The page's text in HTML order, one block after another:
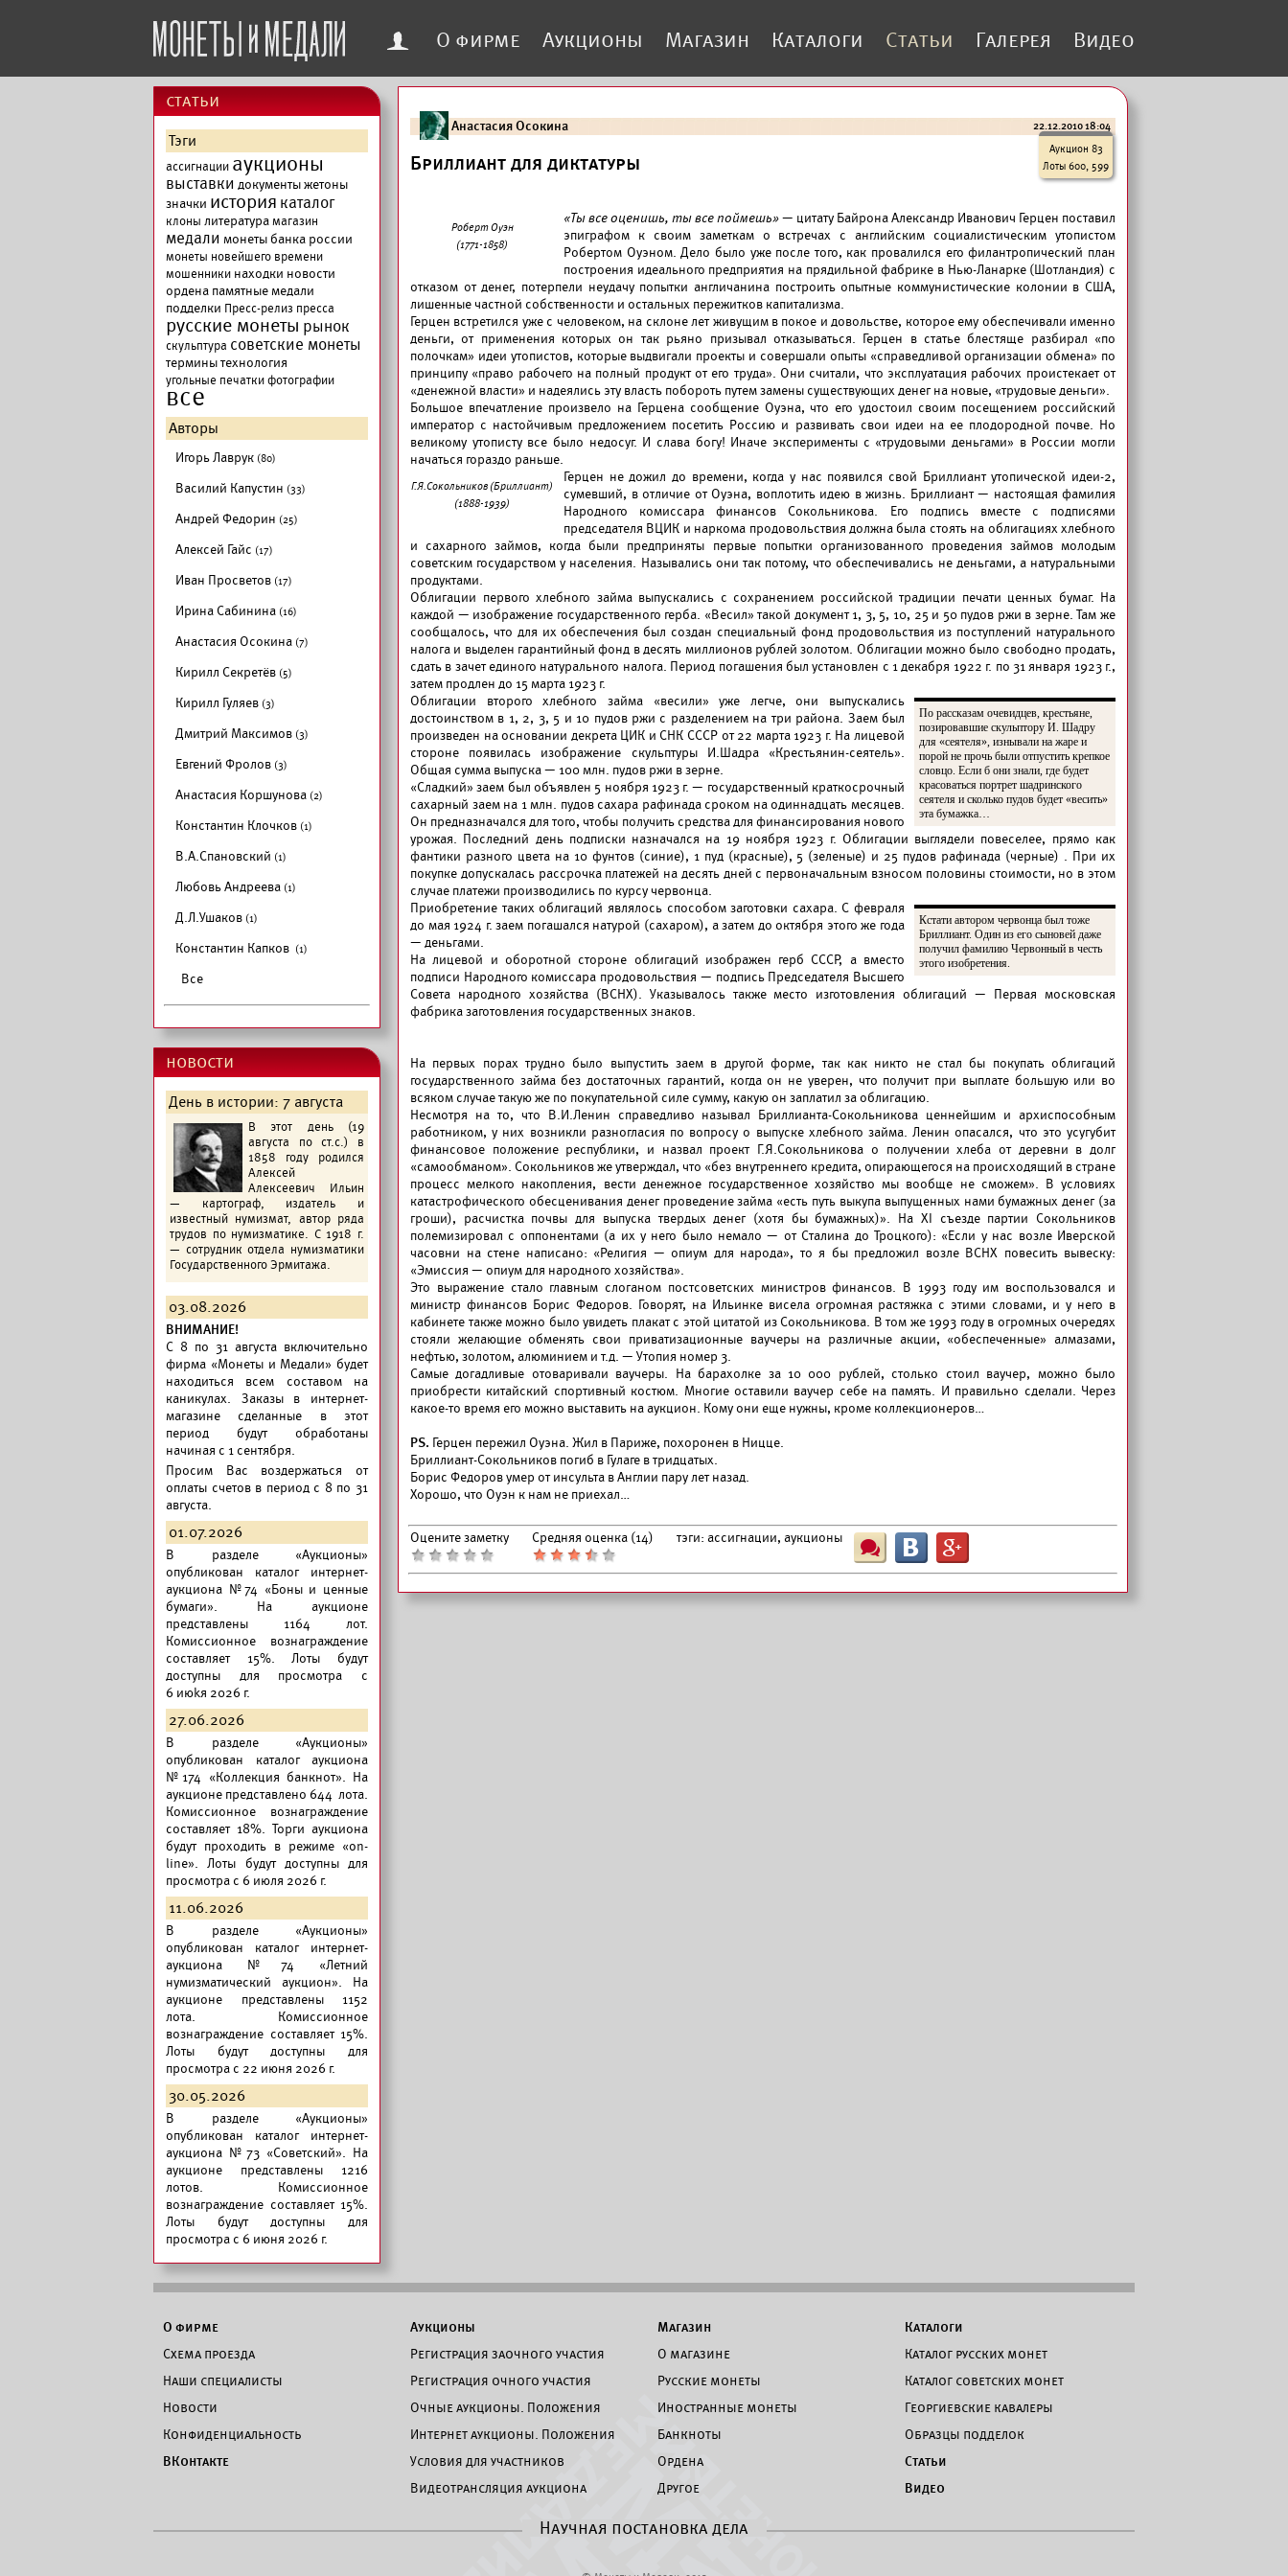
f О фирме Аукционы Магазин Каталоги Статьи Галерея Видео
cтатьи
Тэги
ассигнации аукционы
выставки документыжетоны
значки история каталог
клоны литературамагазин
медали монеты банка россии
монеты новейшего времени
мошенники находки новости
ордена памятные медали
подделки Пресс-релиз пресса
русские монеты рынок
скульптура советские монеты
терминытехнология
угольные печаткифотографии
все
Авторы
Игорь Лаврук (80)
Василий Капустин (33)
Андрей Федорин (25)
Алексей Гайс (17)
Иван Просветов (17)
Ирина Сабинина (16)
Анастасия Осокина (7)
Кирилл Секретёв (5)
Кирилл Гуляев (3)
Дмитрий Максимов (3)
Евгений Фролов (3)
Анастасия Коршунова (2)
Константин Клочков (1)
В.А.Спановский (1)
Любовь Андреева (1)
Д.Л.Ушаков (1)
Константин Капков (1)
Все
новости
День в истории: 7 августа
В этот день (19
августа по ст.с.) в
1858 году родился
Алексей
Алексеевич Ильин
— картограф, издатель и
известный нумизмат, автор ряда
трудов по нумизматике. С 1918 г.
— сотрудник отдела нумизматики
Государственного Эрмитажа.
03.08.2026
ВНИМАНИЕ!
C 8 по 31 августа включительно
фирма «Монеты и Медали» будет
находиться всем составом на
каникулах. Заказы в интернет-
магазине сделанные в этот
период будут обработаны
начиная с 1 сентября.
Просим Вас воздержаться от
оплаты счетов в период с 8 по 31
августа.
01.07.2026
В разделе «Аукционы»
опубликован каталог интернет-
аукциона №74 «Боны и ценные
бумаги». На аукционе
представлены 1164 лот.
Комиссионное вознаграждение
составляет 15%. Лоты будут
доступны для просмотра с
6 июkя 2026 г.
27.06.2026
В разделе «Аукционы»
опубликован каталог аукциона
№174 «Коллекция банкнот». На
аукционе представлено 644 лота.
Комиссионное вознаграждение
составляет 18%. Торги аукциона
будут проходить в режиме «on-
line». Лоты будут доступны для
просмотра с 6 июля 2026 г.
11.06.2026
В разделе «Аукционы»
опубликован каталог интернет-
аукциона №74 «Летний
нумизматический аукцион». На
аукционе представлены 1152
лота. Комиссионное
вознаграждение составляет 15%.
Лоты будут доступны для
просмотра с 22 июня 2026 г.
30.05.2026
В разделе «Аукционы»
опубликован каталог интернет-
аукциона №73 «Советский». На
аукционе представлены 1216
лотов. Комиссионное
вознаграждение составляет 15%.
Лоты будут доступны для
просмотра с 6 июня 2026 г.
Анастасия Осокина
22.12.2010 18:04
Аукцион 83
Лоты 600, 599
Бриллиант для диктатуры
Роберт Оуэн
(1771-1858)
«Ты все оценишь, ты все поймешь»— цитату Байрона Александр Иванович Герцен поставил
эпиграфом к своим заметкам о встречах с английским социалистическим утопистом
Робертом Оуэном. Дело было уже после того, как провалился его филантропический план
построения идеального предприятия на прядильной фабрике в Нью-Ланарке (Шотландия) с
отказом от денег, потерпели неудачу попытки англичанина построить опытные коммунистические колонии в США,
лишенные частной собственности и остальных пережитков капитализма.
Герцен встретился уже с человеком, на склоне лет живущим в покое и довольстве, которое ему обеспечивали именно
деньги, от применения которых он так рьяно призывал отказываться. Герцен в статье блестяще разбирал «по
полочкам» идеи утопистов, которые выдвигали проекты и совершали опыты «справедливой организации обмена» по
принципу «право рабочего на полный продукт от его труда». Они считали, что эксплуатация рабочих проистекает от
«денежной власти» и надеялись эту власть побороть путем замены существующих денег на новые, «трудовые деньги».
Большое впечатление произвело на Герцена сообщение Оуэна, что его удостоил своим посещением российский
император с настойчивым предложением посетить Россию и развивать свои идеи на ее плодородной почве. Но
великому утописту все было недосуг. И слава богу! Иначе эксперименты с «трудовыми деньгами» в России могли
начаться гораздо раньше.
Г.Я.Сокольников (Бриллиант)
(1888-1939)
Герцен не дожил до времени, когда у нас появился свой Бриллиант утопической идеи-2,
сумевший, в отличие от Оуэна, воплотить идею в жизнь. Бриллиант — настоящая фамилия
Народного комиссара финансов Сокольникова. Его подпись вместе с подписями
председателя ВЦИК и наркома продовольствия должна была стоять на облигациях хлебного
и сахарного займов, когда были предприняты первые попытки организованного проведения займов молодым
советским государством у населения. Назывались они так потому, что обеспечивались не деньгами, а натуральными
продуктами.
Облигации первого хлебного займа выпускались с сохранением российской традиции печати ценных бумаг. На
каждой — изображение государственного герба. «Весил» такой документ 1, 3, 5, 10, 25 и 50 пудов ржи в зерне. Там же
сообщалось, что для их обеспечения был создан специальный фонд продовольствия из поступлений натурального
налога и выделен гарантийный фонд в десять миллионов рублей золотом. Облигации можно было свободно продать,
сдать в зачет единого натурального налога. Период погашения был установлен с 1 декабря 1922 г. по 31 января 1923 г.,
затем продлен до 15 марта 1923 г.
По рассказам очевидцев, крестьяне,
позировавшие скульптору И. Шадру
для «сеятеля», изнывали на жаре и
порой не прочь были отпустить крепкое
словцо. Если б они знали, где будет
красоваться портрет шадринского
сеятеля и сколько пудов будет «весить»
эта бумажка…
Облигации второго хлебного займа «весили» уже легче, они выпускались
достоинством в 1, 2, 3, 5 и 10 пудов ржи с разделением на три района. Заем был
произведен на основании декрета ЦИК и СНК СССР от 22 марта 1923 г. На лицевой
стороне появилась изображение скульптуры И.Шадра «Крестьянин-сеятель».
Общая сумма выпуска — 100 млн. пудов ржи в зерне.
«Сладкий» заем был объявлен 5 ноября 1923 г. — государственный краткосрочный
сахарный заем на 1 млн. пудов сахара рафинада сроком на одиннадцать месяцев.
Он предназначался для того, чтобы получить средства для финансирования нового
урожая. Последний день подписки назначался на 19 ноября 1923 г. Облигации выглядели повеселее, прямо как
фантики разного цвета на 10 фунтов (синие), 1 пуд (красные), 5 (зеленые) и 25 пудов рафинада (черные) . При их
покупке допускалась рассрочка платежей на десять дней с первоначальным взносом половины стоимости, но в этом
случае платежи производились по курсу червонца.
Кстати автором червонца был тоже
Бриллиант. Один из его сыновей даже
получил фамилию Червонный в честь
этого изобретения.
Приобретение таких облигаций являлось способом заготовки сахара. С февраля
до мая 1924 г. заем погашался натурой (сахаром), а затем до октября этого же года
— деньгами.
На лицевой и оборотной стороне облигаций изображен герб СССР, а вместо
подписи Народного комиссара продовольствия — подпись Председателя Высшего
Совета народного хозяйства (ВСНХ). Указывалось также место изготовления облигаций — Первая московская
фабрика заготовления государственных знаков.
На первых порах трудно было выпустить заем в другой форме, так как никто не стал бы покупать облигаций
государственного займа без достаточных гарантий, когда он не уверен, что получит при выплате большую или во
всяком случае такую же по покупательной силе сумму, какую он заплатил за облигацию.
Несмотря на то, что В.И.Ленин справедливо называл Бриллианта-Сокольникова ценнейшим и архиспособным
работником, у них возникли разногласия по вопросу о выпуске хлебного займа. Ленин опасался, что это усугубит
финансовое положение республики, и назвал проект Г.Я.Сокольникова о получении хлеба от деревни в долг
«самообманом». Сокольников же утверждал, что «без внутреннего кредита, опирающегося на происходящий в стране
процесс мелкого накопления, вести денежное государственное хозяйство мы вообще не сможем». В условиях
катастрофического обесценивания денег проведение займа «есть путь выкупа выпущенных нами бумажных денег (за
гроши), расчистка почвы для выпуска твердых денег (хотя бы бумажных)». На XI съезде партии Сокольников
полемизировал с оппонентами (а их у него было немало — от Сталина до Троцкого): «Если у нас возле Иверской
часовни на стене написано: «Религия — опиум для народа», то я бы предложил возле ВСНХ повесить вывеску:
«Эмиссия — опиум для народного хозяйства».
Это выражение стало главным слоганом постсоветских министров финансов. В 1993 году им воспользовался и
министр финансов Борис Федоров. Говорят, на Ильинке висела огромная растяжка с этими словами, и у него в
кабинете также можно было увидеть плакат с этой цитатой из Сокольникова. В том же 1993 году в огромных очередях
стояли желающие обменять свои приватизационные ваучеры на различные акции, «обеспеченные» алмазами,
нефтью, золотом, алюминием и т.д. — Утопия номер 3.
Самые догадливые отоваривали ваучеры. На барахолке за 10 000 рублей, столько стоил ваучер, можно было
приобрести китайский спортивный костюм. Многие оставили ваучер себе на память. И правильно сделали. Через
какое-то время его можно выставить на аукцион. Кому они еще нужны, кроме коллекционеров…
PS. Герцен пережил Оуэна. Жил в Париже, похоронен в Ницце.
Бриллиант-Сокольников погиб в Гулаге в тридцатых.
Борис Федоров умер от инсульта в Англии пару лет назад.
Хорошо, что Оуэн к нам не приехал…
Оцените заметку Средняя оценка (14) тэги: ассигнации, аукционы Ш B G
О фирме
Схема проезда
Наши специалисты
Новости
Конфиденциальность
ВКонтакте
Аукционы
Регистрация заочного участия
Регистрация очного участия
Очные аукционы. Положения
Интернет аукционы. Положения
Условия для участников
Видеотрансляция аукциона
Магазин
О магазине
Русские монеты
Иностранные монеты
Банкноты
Ордена
Другое
Каталоги
Каталог русских монет
Каталог советских монет
Георгиевские кавалеры
Образцы подделок
Статьи
Видео
Научная постановка дела